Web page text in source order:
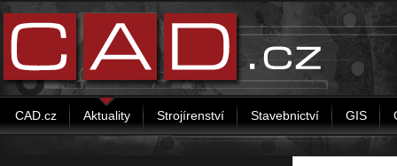
CAD.cz Aktuality Strojírenství Stavebnictví GIS